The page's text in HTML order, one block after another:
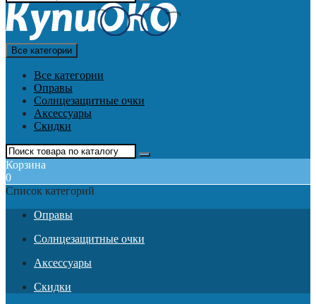
Все категории
Все категории
Оправы
Солнцезащитные очки
Аксессуары
Скидки
Корзина
0
Список категорий
Оправы
Солнцезащитные очки
Аксессуары
Скидки